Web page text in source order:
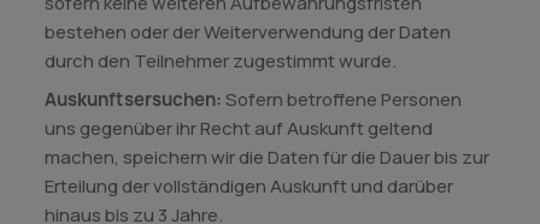
bestehen oder der Weiterverwendung der Daten
durch den Teilnehmer zugestimmt wurde.
Auskunftsersuchen:Sofern betroffene Personen
uns gegenüber ihr Recht auf Auskunft geltend
machen, speichern wir die Daten für die Dauer bis zur
Erteilung der vollständigen Auskunft und darüber
hinaus bis zu 3 Jahre.